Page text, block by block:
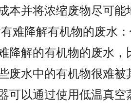
本并将浓缩废物尽可能
难降解有机物的废水
降解的有机物的废水，
废水中的有机物很难被
可以通过使用低温真空